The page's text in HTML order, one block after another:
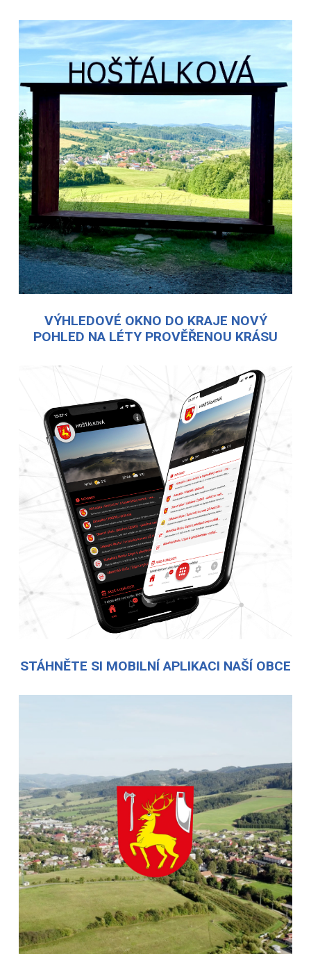
VÝHLEDOVÉ OKNO DO KRAJE NOVÝ
POHLED NA LÉTY PROVĚŘENOU KRÁSU
STÁHNĚTE SI MOBILNÍ APLIKACI NAŠÍ OBCE